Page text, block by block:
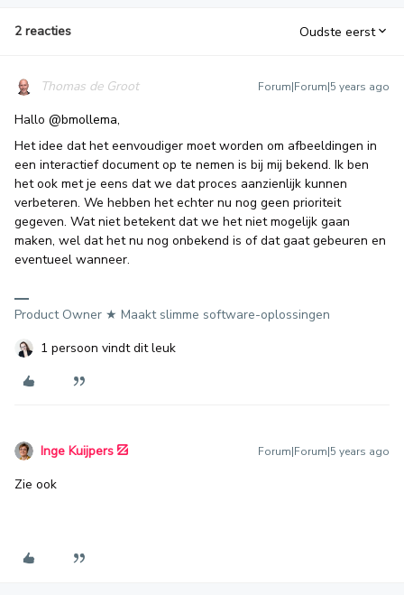
2 reacties Oudste eerst
Thomas de Groot Forum|Forum|5 years ago
Hallo @bmollema,
Het idee dat het eenvoudiger moet worden om afbeeldingen in
een interactief document op te nemen is bij mij bekend. Ik ben
het ook met je eens dat we dat proces aanzienlijk kunnen
verbeteren. We hebben het echter nu nog geen prioriteit
gegeven. Wat niet betekent dat we het niet mogelijk gaan
maken, wel dat het nu nog onbekend is of dat gaat gebeuren en
eventueel wanneer.
Product Owner ★ Maakt slimme software-oplossingen
1 persoon vindt dit leuk
Inge Kuijpers Forum|Forum|5 years ago
Zie ook